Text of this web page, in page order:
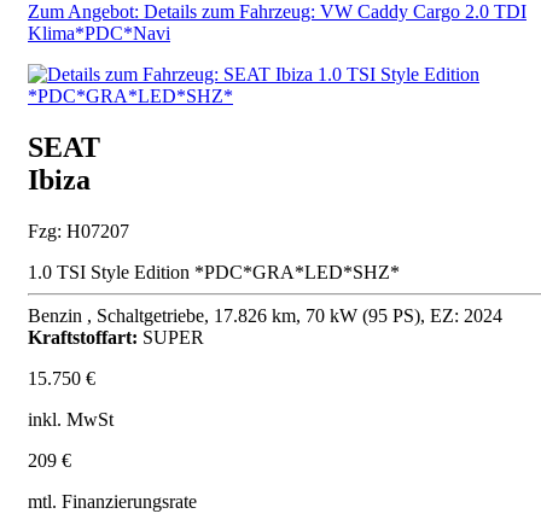
Zum Angebot: Details zum Fahrzeug: VW Caddy Cargo 2.0 TDI
Klima*PDC*Navi
SEAT
Ibiza
Fzg: H07207
1.0 TSI Style Edition *PDC*GRA*LED*SHZ*
Benzin , Schaltgetriebe, 17.826 km, 70 kW (95 PS), EZ: 2024
Kraftstoffart: SUPER
15.750 €
inkl. MwSt
209 €
mtl. Finanzierungsrate